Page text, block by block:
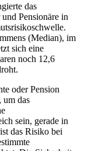
das
Pensionäre in
(Median), im
sich eine
noch 12,6
oder Pension
um das
sein, gerade in
das Risiko bei